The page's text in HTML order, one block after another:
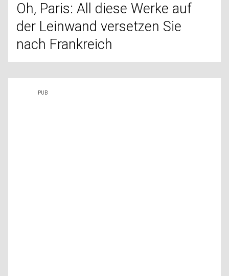
Oh, Paris: All diese Werke auf
der Leinwand versetzen Sie
nach Frankreich